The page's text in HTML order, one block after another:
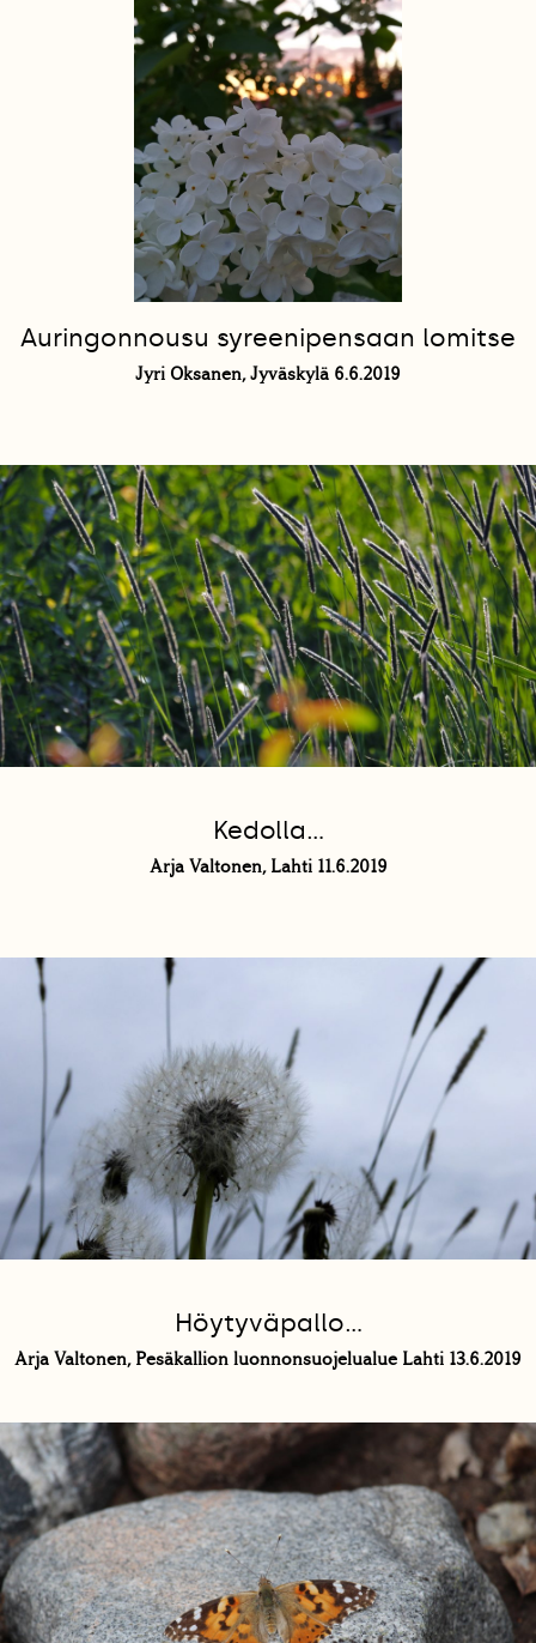
Auringonnousu syreenipensaan lomitse
Jyri Oksanen, Jyväskylä 6.6.2019
Kedolla...
Arja Valtonen, Lahti 11.6.2019
Höytyväpallo...
Arja Valtonen, Pesäkallion luonnonsuojelualue Lahti 13.6.2019